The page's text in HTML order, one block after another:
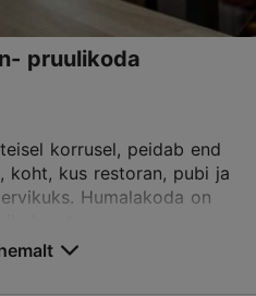
pruulikoda
korrusel, peidab end
koht, kus restoran, pubi ja
Humalakoda on